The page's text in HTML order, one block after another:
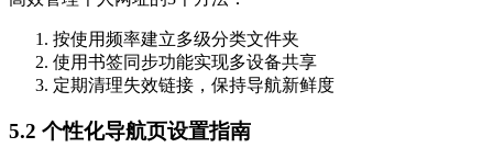
按使用频率建立多级分类文件夹
使用书签同步功能实现多设备共享
定期清理失效链接，保持导航新鲜度
5.2 个性化导航页设置指南